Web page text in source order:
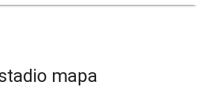
mapa